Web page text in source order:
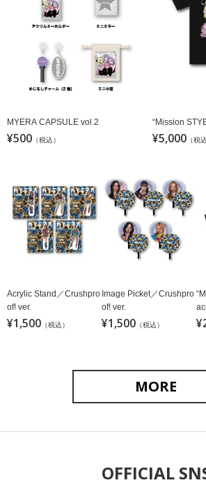
MYERA CAPSULE vol.2
¥500 （税込）
“Mission
¥5,000 （税
Acrylic Stand／Crushpro
of! ver.
¥1,500 （税込）
Image Picket／Crushpro
of! ver.
¥1,500 （税込）
MORE
OFFICIAL